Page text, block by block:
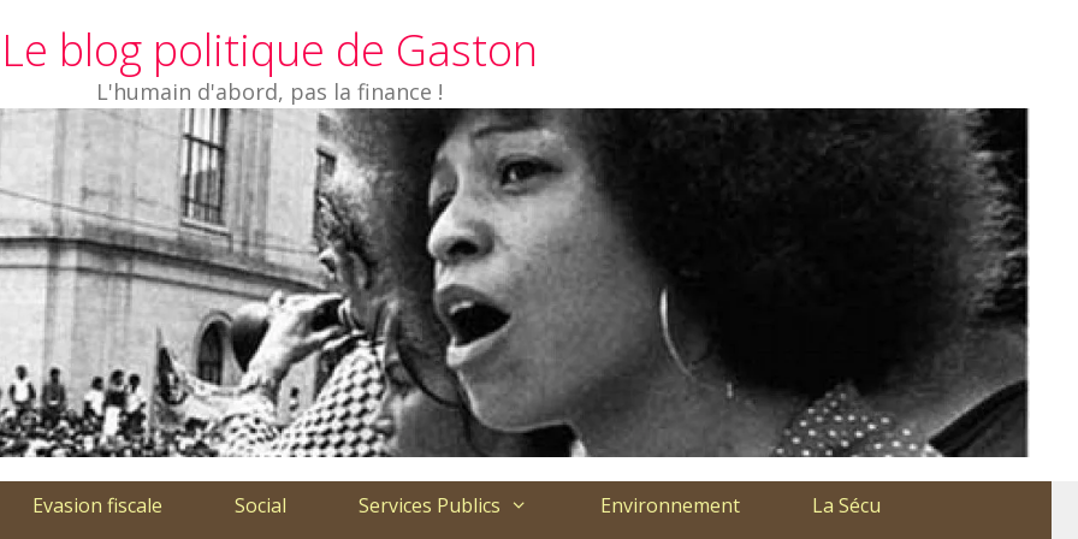
Le blog politique de Gaston
L'humain d'abord, pas la finance !
Evasion fiscale Social Services Publics Environnement
La Sécu